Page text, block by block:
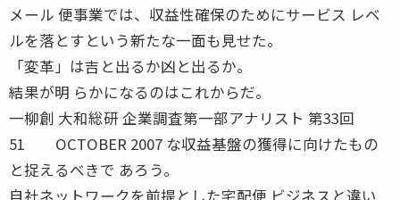
メール 便事業では、収益性確保のためにサービス レベ
ルを落とすという新たな一面も見せた。
「変革」は吉と出るか凶と出るか。
結果が明 らかになるのはこれからだ。
一柳創 大和総研 企業調査第一部アナリスト 第33回
51 OCTOBER 2007 な収益基盤の獲得に向けたもの
と捉えるべきで あろう。
自社ネットワークを前提とした宅配便 ビジネスと違い